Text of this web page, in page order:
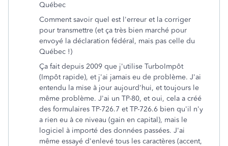
Québec
Comment savoir quel est l'erreur et la corriger
pour transmettre (et ça très bien marché pour
envoyé la déclaration fédéral, mais pas celle du
Québec !)
Ça fait depuis 2009 que j'utilise TurboImpôt
(Impôt rapide), et j'ai jamais eu de problème. J'ai
entendu la mise à jour aujourd'hui, et toujours le
même problème. J'ai un TP-80, et oui, cela a créé
des formulaires TP-726.7 et TP-726.6 bien qu'il n'y
a rien eu à ce niveau (gain en capital), mais le
logiciel à importé des données passées. J'ai
même essayé d'enlevé tous les caractères (accent,